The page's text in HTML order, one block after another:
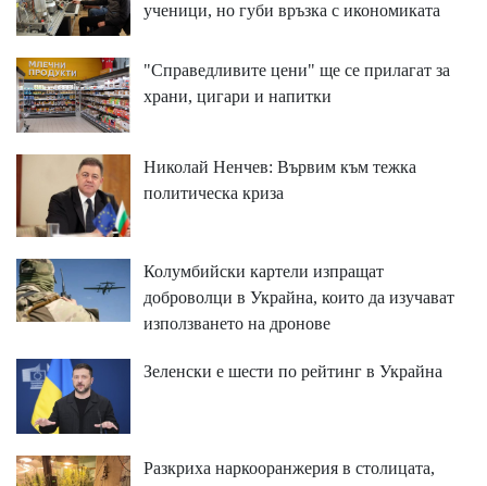
ученици, но губи връзка с икономиката
"Справедливите цени" ще се прилагат за
храни, цигари и напитки
Николай Ненчев: Вървим към тежка
политическа криза
Колумбийски картели изпращат
доброволци в Украйна, които да изучават
използването на дронове
Зеленски е шести по рейтинг в Украйна
Разкриха наркооранжерия в столицата,